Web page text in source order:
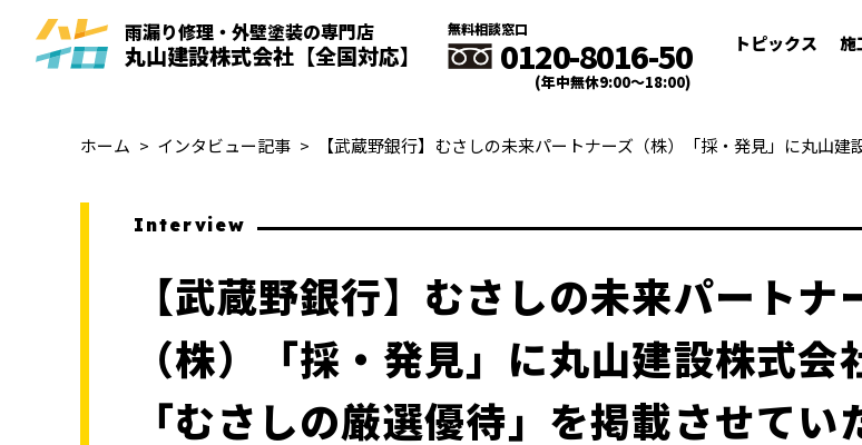
雨漏り修理・外壁塗装の専門店
丸山建設株式会社 【全国対応】
無料相談窓口
0120-8016-50
(年中無休9:00～18:00)
トピックス 施
ホーム インタビュー記事
Interview
【武蔵野銀行】むさしの未来パートナ
（株）「採・発見」に丸山建設株式会
「むさしの厳選優待」を掲載させてい